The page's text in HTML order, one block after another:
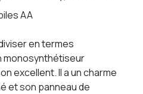
AA
en termes
monosynthétiseur
excellent. Il a un charme
et son panneau de